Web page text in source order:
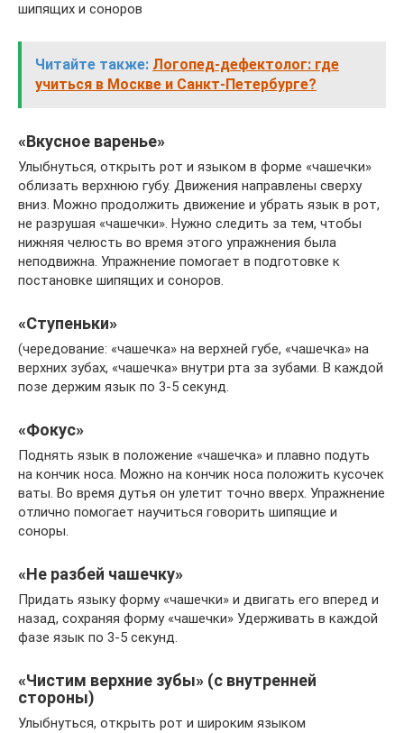
шипящих и соноров
Читайте также: Логопед-дефектолог: где
учиться в Москве и Санкт-Петербурге?
«Вкусное варенье»
Улыбнуться, открыть рот и языком в форме «чашечки»
облизать верхнюю губу. Движения направлены сверху
вниз. Можно продолжить движение и убрать язык в рот,
не разрушая «чашечки». Нужно следить за тем, чтобы
нижняя челюсть во время этого упражнения была
неподвижна. Упражнение помогает в подготовке к
постановке шипящих и соноров.
«Ступеньки»
(чередование: «чашечка» на верхней губе, «чашечка» на
верхних зубах, «чашечка» внутри рта за зубами. В каждой
позе держим язык по 3-5 секунд.
«Фокус»
Поднять язык в положение «чашечка» и плавно подуть
на кончик носа. Можно на кончик носа положить кусочек
ваты. Во время дутья он улетит точно вверх. Упражнение
отлично помогает научиться говорить шипящие и
соноры.
«Не разбей чашечку»
Придать языку форму «чашечки» и двигать его вперед и
назад, сохраняя форму «чашечки» Удерживать в каждой
фазе язык по 3-5 секунд.
«Чистим верхние зубы» (с внутренней
стороны)
Улыбнуться, открыть рот и широким языком